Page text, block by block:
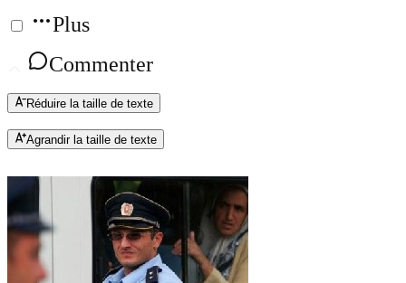
Plus
Commenter
Réduire la taille de texte
Agrandir la taille de texte